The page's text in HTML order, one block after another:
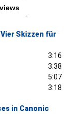
Skizzen für
3:16
3:38
5:07
3:18
in Canonic